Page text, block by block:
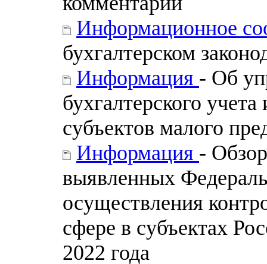
Информационное
бухгалтерском
Информация - Об
бухгалтерского
субъектов малого
Информация -
выявленных
осуществления
сфере в субъектах
2022 года